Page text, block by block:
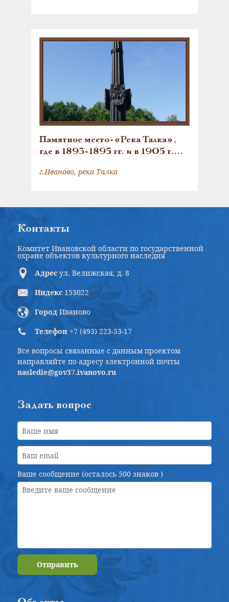
Памятное место-«Река Талка»,
где в 1893-1895 гг. и в 1905 г.
революционные собрания
вознесенские рабочие
г.Иваново, река Талка
Контакты
Комитет Ивановской области по государственной
охране объектов культурного наследия
Адрес ул. Велижская, д. 8
Индекс 153022
Город Иваново
Телефон +7 (493) 223-53-17
Все вопросы связанные с данным проектом
направляйте по адресу электронной почты
nasledie@gov37.ivanovo.ru
Задать вопрос
Ваше сообщение (осталось 500 знаков )
Отправить